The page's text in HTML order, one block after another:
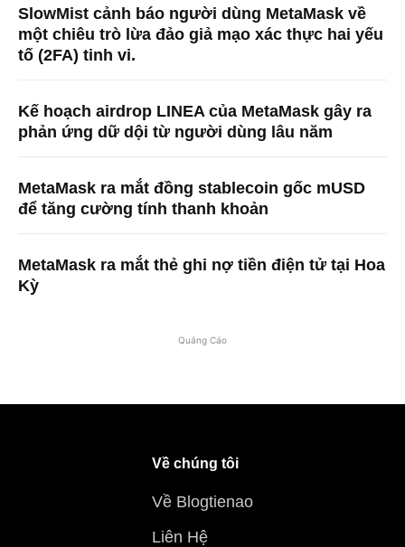
SlowMist cảnh báo người dùng MetaMask về
một chiêu trò lừa đảo giả mạo xác thực hai yếu
tố (2FA) tinh vi.
Kế hoạch airdrop LINEA của MetaMask gây ra
phản ứng dữ dội từ người dùng lâu năm
MetaMask ra mắt đồng stablecoin gốc mUSD
để tăng cường tính thanh khoản
MetaMask ra mắt thẻ ghi nợ tiền điện tử tại Hoa
Kỳ
Quảng Cáo
Về chúng tôi
Về Blogtienao
Liên Hệ